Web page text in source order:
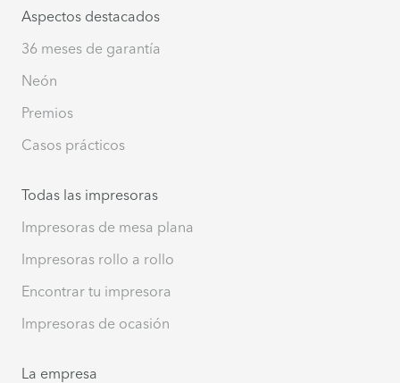
Aspectos destacados
36 meses de garantía
Neón
Premios
Casos prácticos
Todas las impresoras
Impresoras de mesa plana
Impresoras rollo a rollo
Encontrar tu impresora
Impresoras de ocasión
La empresa